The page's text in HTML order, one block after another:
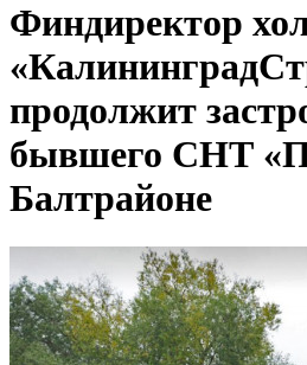
Финдиректор
продолжит
бывшего СНТ
Балтрайоне